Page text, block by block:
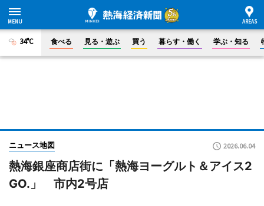
34°C 食べる 見る・遊ぶ 買う 暮らす・働く 学ぶ・知る
ニュース地図 2026.06.04
熱海銀座商店街に「熱海ヨーグルト＆アイス2
GO.」 市内2号店